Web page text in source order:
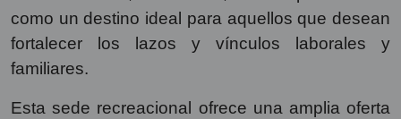
como un destino ideal para aquellos que desean
fortalecer los lazos y vínculos laborales y
familiares.
Esta sede recreacional ofrece una amplia oferta